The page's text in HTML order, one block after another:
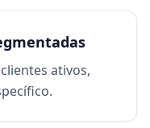
ativos,